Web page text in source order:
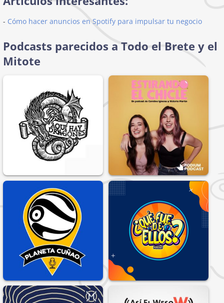
- Cómo hacer anuncios en Spotify para impulsar tu negocio
Podcasts parecidos a Todo el Brete y el
Mitote